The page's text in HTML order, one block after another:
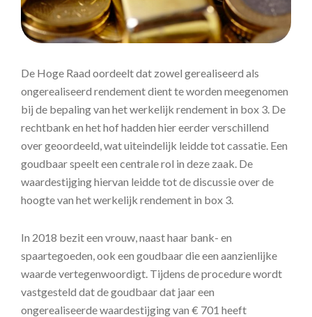
De Hoge Raad oordeelt dat zowel gerealiseerd als
ongerealiseerd rendement dient te worden meegenomen
bij de bepaling van het werkelijk rendement in box 3. De
rechtbank en het hof hadden hier eerder verschillend
over geoordeeld, wat uiteindelijk leidde tot cassatie. Een
goudbaar speelt een centrale rol in deze zaak. De
waardestijging hiervan leidde tot de discussie over de
hoogte van het werkelijk rendement in box 3.
In 2018 bezit een vrouw, naast haar bank- en
spaartegoeden, ook een goudbaar die een aanzienlijke
waarde vertegenwoordigt. Tijdens de procedure wordt
vastgesteld dat de goudbaar dat jaar een
ongerealiseerde waardestijging van € 701 heeft